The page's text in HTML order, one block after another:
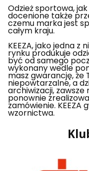
Odzież sportowa,
docenione także
czemu marka jest
całym kraju.
KEEZA, jako jedna
rynku produkuje
być od samego
wykonany wedle
masz gwarancję,
niepowtarzalne, a
archiwizacji, zawsze
ponownie
zamówienie. KEEZA
wzornictwa.